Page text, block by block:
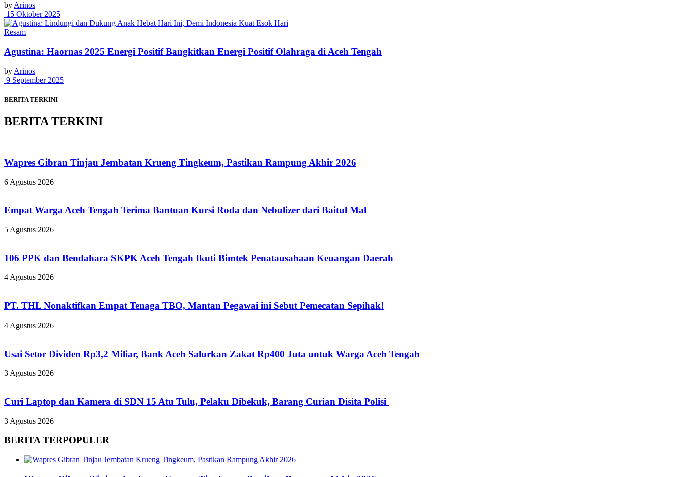
byArinos
15 Oktober 2025
Resam
Agustina: Haornas 2025 Energi Positif Bangkitkan Energi Positif Olahraga di Aceh Tengah
by Arinos
9 September 2025
BERITA TERKINI
BERITA TERKINI
Wapres Gibran Tinjau Jembatan Krueng Tingkeum, Pastikan Rampung Akhir 2026
6 Agustus 2026
Empat Warga Aceh Tengah Terima Bantuan Kursi Roda dan Nebulizer dari Baitul Mal
5 Agustus 2026
106 PPK dan Bendahara SKPK Aceh Tengah Ikuti Bimtek Penatausahaan Keuangan Daerah
4 Agustus 2026
PT. THL Nonaktifkan Empat Tenaga TBO, Mantan Pegawai ini Sebut Pemecatan Sepihak!
4 Agustus 2026
Usai Setor Dividen Rp3,2 Miliar, Bank Aceh Salurkan Zakat Rp400 Juta untuk Warga Aceh Tengah
3 Agustus 2026
Curi Laptop dan Kamera di SDN 15 Atu Tulu, Pelaku Dibekuk, Barang Curian Disita Polisi
3 Agustus 2026
BERITA TERPOPULER